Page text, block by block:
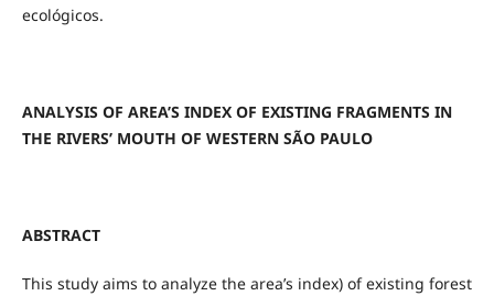
ecológicos.
ANALYSIS OF AREA’S INDEX OF EXISTING FRAGMENTS IN
THE RIVERS’ MOUTH OF WESTERN SÃO PAULO
ABSTRACT
This study aims to analyze the area’s index) of existing forest